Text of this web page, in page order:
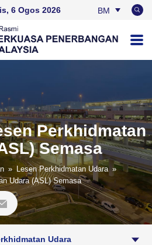
6 Ogos 2026
BM
Perkhidmatan
Semasa
» Lesen Perkhidmatan Udara »
Udara (ASL) Semasa
Udara